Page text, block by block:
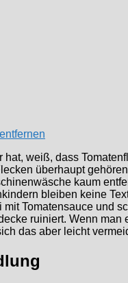
hat, weiß, dass
überhaupt
kaum
bleiben keine
Tomatensauce und
ruiniert. Wenn man
das aber leicht